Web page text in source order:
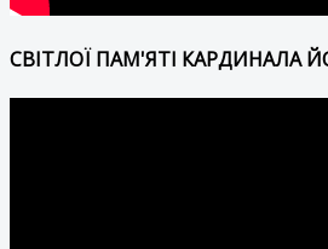
СВІТЛОЇ ПАМ'ЯТІ КАРДИНАЛА